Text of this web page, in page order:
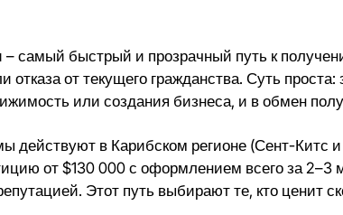
– самый быстрый и прозрачный путь к
от текущего гражданства. Суть
или создания бизнеса, и в обмен
действуют в Карибском регионе (Сент-Китс
от $130 000 с оформлением всего за
Этот путь выбирают те, кто ценит